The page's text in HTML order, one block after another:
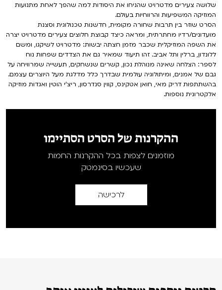
שלושה צעירים מדטרויט שהניחו את היסודות למה שהפך לאחת מתנועות
המוזיקה המשפיעות והרווחיות בעולם.
הסרט שוזר בין תרבות שחורה מקומית, חדשנות טכנולוגית וסצנת
מועדונים/רדיו מחתרתית, ומראה כיצד קבוצת חלוצים צעירים מדטרויט יצרה
את השפה המוזיקלית שכבר מזמן חצתה יבשות: מדטרויט לשיקגו, ומשם
ללונדון, ברלין ותל אביב. זהו תיעוד שמאיר גם את הצדדים שפחות נוח
לספר: הצלחה שאינה מנוהלת נכון, קשרים שנשחקים, תעשייה שמרוויחה על
גבם של אמנים, ומיתולוגיה עולמית שבדרך כלל מדלגת מעל היוצרים עצמם.
בהשתתפות דריק מאי, חואן אטקינס, קווין סנדרסון, ריצ'י הוטין ואגדות מוזיקה
אלקטרונית נוספות.
ההקרנות של הסרט הסתיימו
מוזמנים לצפות בכל ההקרנות החמות
שעכשיו בסינמטק
לרכישה